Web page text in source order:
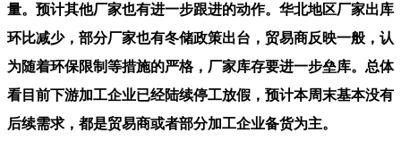
量。预计其他厂家也有进一步跟进的动作。华北地区厂家出库
环比减少，部分厂家也有冬储政策出台，贸易商反映一般，认
为随着环保限制等措施的严格，厂家库存要进一步垒库。总体
看目前下游加工企业已经陆续停工放假，预计本周末基本没有
后续需求，都是贸易商或者部分加工企业备货为主。